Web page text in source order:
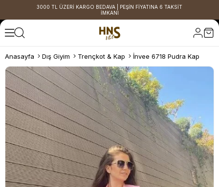
3000 TL ÜZERİ KARGO BEDAVA | PEŞİN FİYATINA 6 TAKSİT
İMKANI
Anasayfa Dış Giyim Trençkot & Kap İnvee 6718 Pudra Kap